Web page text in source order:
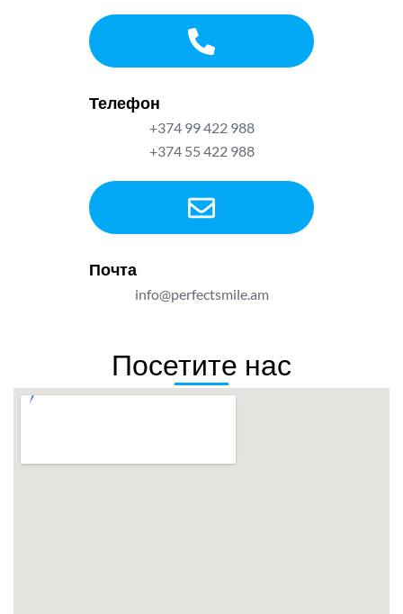
Телефон
+374 99 422 988
+374 55 422 988
Почта
info@perfectsmile.am
Посетите нас